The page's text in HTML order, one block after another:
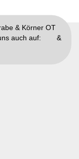
& Körner OT
auch auf:
&